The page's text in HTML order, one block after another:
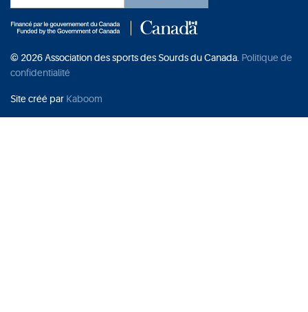
© 2026 Association des sports des Sourds du Canada. Politique de
confidentialité
Site créé par Kaboom